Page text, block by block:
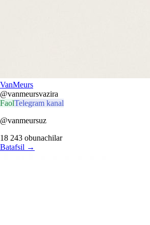
VanMeurs
@vanmeursvazira
FaolTelegram kanal
@vanmeursuz
18 243 obunachilar
Batafsil →